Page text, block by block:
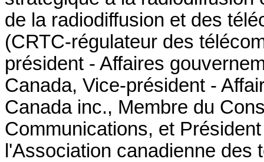
de la radiodiffusion et des
(CRTC-régulateur des
président - Affaires
Canada, Vice-président -
Canada inc., Membre du
Communications, et
l'Association canadienne